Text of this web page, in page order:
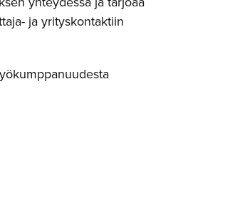
ja yrityskontaktiin